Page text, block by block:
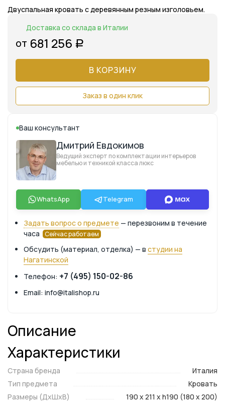
Двуспальная кровать с деревянным резным изголовьем.
Доставка со склада в Италии
от 681 256 Р
В КОРЗИНУ
Заказ в один клик
Ваш консультант
Дмитрий Евдокимов
Ведущий эксперт по комплектации интерьеров
мебелью и техникой класса люкс
WhatsApp Telegram
Задать вопрос о предмете — перезвоним в течение
часа
Сейчас работаем
Обсудить (материал, отделка) — в студии на
Нагатинской
Телефон: +7 (495) 150-02-86
Email: info@italishop.ru
Описание
Характеристики
Страна бренда
Италия
Тип предмета
Кровать
Размеры (ДxШxВ)
190 x 211 x h190 (180 x 200)